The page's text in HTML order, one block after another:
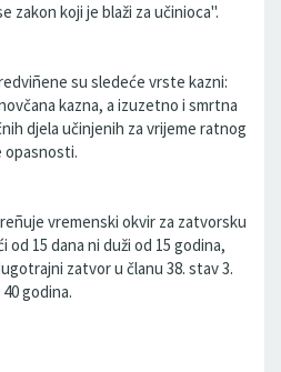
zakon koji je blaži za učinioca''.
su sledeće vrste kazni:
kazna, a izuzetno i smrtna
djela učinjenih za vrijeme ratnog
opasnosti.
vremenski okvir za zatvorsku
od 15 dana ni duži od 15 godina,
zatvor u članu 38. stav 3.
godina.